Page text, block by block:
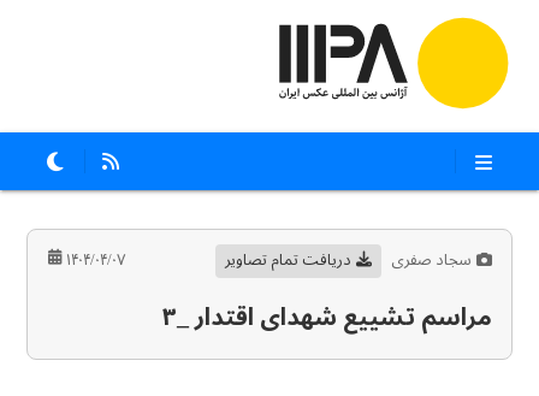
سجاد صفری دریافت تمام تصاویر ۱۴۰۴/۰۴/۰۷
مراسم تشییع شهدای اقتدار _۳